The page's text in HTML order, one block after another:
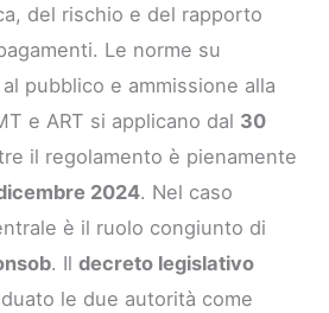
del rischio e del rapporto
Le norme su
pubblico e ammissione alla
e ART si applicano dal 30
il regolamento è pienamente
2024. Nel caso
è il ruolo congiunto di
. Ildecreto legislativo
le due autorità come